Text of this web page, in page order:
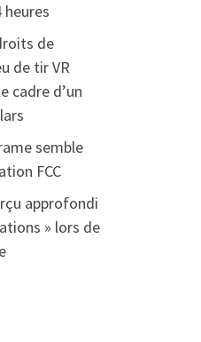
heures
de
de tir VR
cadre d’un
semble
FCC
approfondi
» lors de